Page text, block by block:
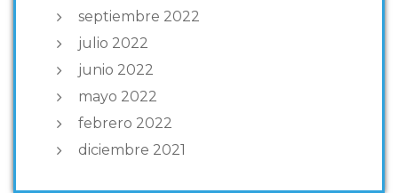
septiembre 2022
julio 2022
junio 2022
mayo 2022
febrero 2022
diciembre 2021